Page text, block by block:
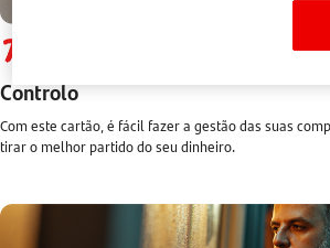
Controlo
Com este cartão, é fácil fazer a gestão das suas
tirar o melhor partido do seu dinheiro.